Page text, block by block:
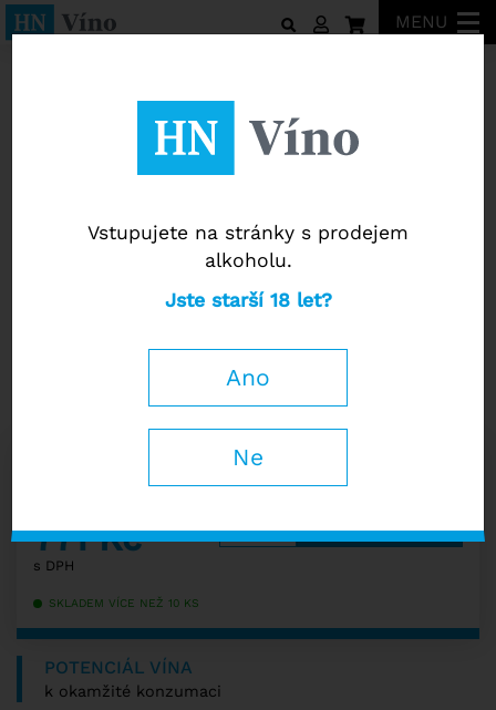
MENU
Ochutnávkový set La Valentina,
771Kč
s DPH
− +
SKLADEM VÍCE NEŽ 10 KS
POTENCIÁL VÍNA
k okamžité konzumaci
Vstupujete na stránky s prodejem
alkoholu.
Jste starší 18 let?
Ano
Ne